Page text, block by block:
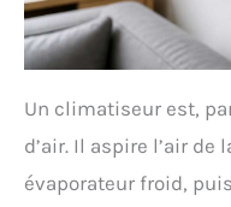
Un climatiseur est,
d’air. Il aspire l’air
évaporateur froid,